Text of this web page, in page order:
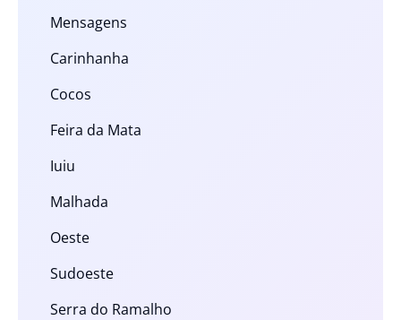
Mensagens
Carinhanha
Cocos
Feira da Mata
Iuiu
Malhada
Oeste
Sudoeste
Serra do Ramalho